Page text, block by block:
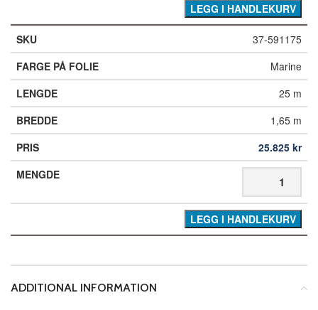
LEGG I HANDLEKURV
37-591175
Marine
25 m
1,65 m
25.825 kr
LEGG I HANDLEKURV
ADDITIONAL INFORMATION